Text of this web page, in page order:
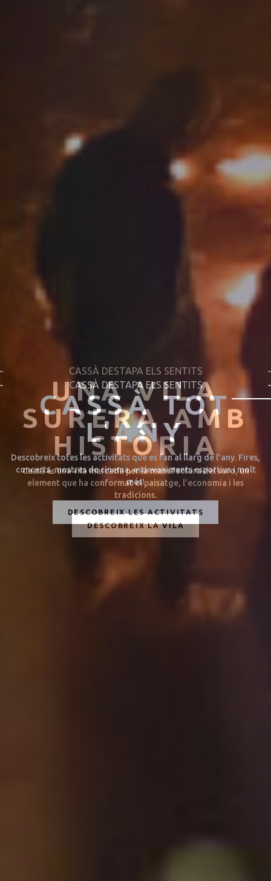
CASSÀ DESTAPA ELS SENTITS
CASSÀ TOT
L'ANY
Descobreix totes les activitats que es fan al llarg de l’any. Fires,
concerts, mostres de cinema, esdeveniments esportius i molt
més!
DESCOBREIX LES ACTIVITATS